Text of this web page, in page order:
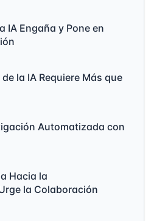
IA Engaña y Pone en
la IA Requiere Más que
Automatizada con
Hacia la
la Colaboración